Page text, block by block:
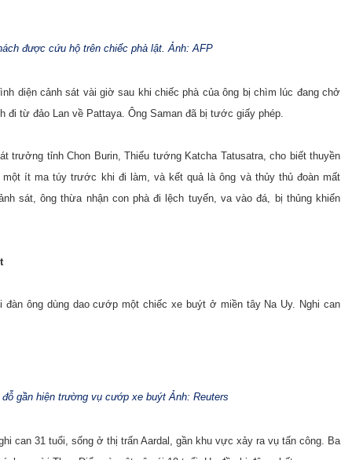
được cứu hộ trên chiếc phà lật. Ảnh: AFP
diện cảnh sát vài giờ sau khi chiếc phà của ông bị chìm lúc đang chở
đi từ đảo Lan về Pattaya. Ông Saman đã bị tước giấy phép.
trưởng tỉnh Chon Burin, Thiếu tướng Katcha Tatusatra, cho biết thuyền
ít ma túy trước khi đi làm, và kết quả là ông và thủy thủ đoàn mất
sát, ông thừa nhận con phà đi lệch tuyến, va vào đá, bị thủng khiến
ông dùng dao cướp một chiếc xe buýt ở miền tây Na Uy. Nghi can
gần hiện trường vụ cướp xe buýt Ảnh: Reuters
can 31 tuổi, sống ở thị trấn Aardal, gần khu vực xảy ra vụ tấn công. Ba